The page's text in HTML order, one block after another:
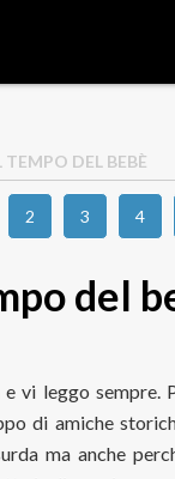
TEMPO DEL BEBÈ
2 3 4
del
e vi leggo sempre.
di amiche
ma anche